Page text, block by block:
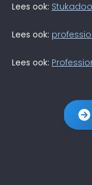
Lees ook:
Lees ook:
Lees ook: